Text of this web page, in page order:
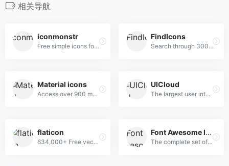
相关导航
iconmonstr
Free simple icons for your next project
FindIcons
Search through 300,000 free icons
Material icons
Access over 900 material system icons, available in a variety of sizes and densities, and as a web font.
UICloud
The largest user interface design database in the world.
flaticon
634,000+ Free vector icons in SVG, PSD, PNG, EPS format or as ICON FONT.
Font Awesome Icon
The complete set of 675 icons in Font Awesome